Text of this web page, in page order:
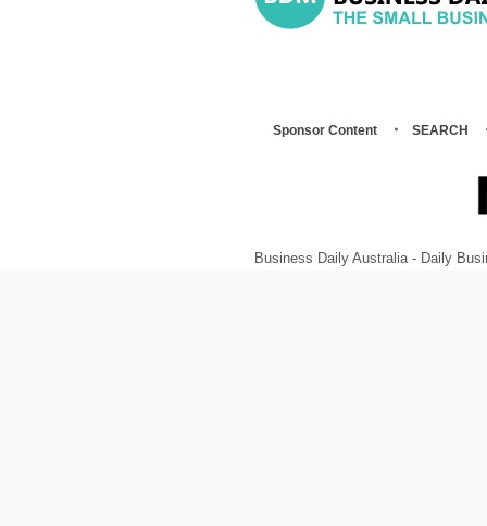
Sponsor Content SEARCH
Business Daily Australia - Daily